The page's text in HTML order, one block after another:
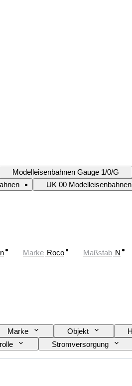
Modelleisenbahnen Gauge 1/0/G
UK 00 Modelleisenbahnen
Marke Roco Maßstab N
Marke Objekt
Stromversorgung